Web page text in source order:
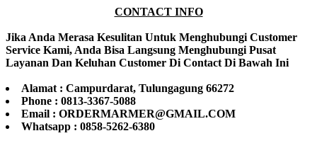
CONTACT INFO
Jika Anda Merasa Kesulitan Untuk Menghubungi Customer
Service Kami, Anda Bisa Langsung Menghubungi Pusat
Layanan Dan Keluhan Customer Di Contact Di Bawah Ini
Alamat : Campurdarat, Tulungagung 66272
Phone : 0813-3367-5088
Email : ORDERMARMER@GMAIL.COM
Whatsapp : 0858-5262-6380